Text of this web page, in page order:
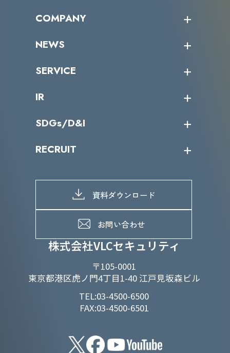
株式会社VLCセキュリティ
〒105-0001
東京都港区虎ノ門4丁目1-40 江戸見坂森ビル
TEL:03-4500-6500
FAX:03-4500-6501
受講者の声
COMPANY
トップメッセージ
ミッション／ビジョン
パートナー企業一覧
NEWS
サイバーニュース
SERVICE
カテゴリー別サービス一覧
IR
IRカレンダー
IRライブラリー
よくあるご質問
SDGs/D&I
当グループのマテリアリティ
SDGs推進体制
D&Iの取り組み
RECRUIT
募集職種一覧
メッセージ
メンバーインタビュー
資料ダウンロード
お問い合わせ